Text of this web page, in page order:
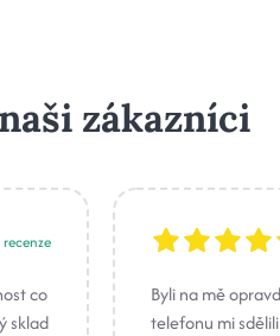
zákazníci
co
sklad
Byli na mě
telefonu mi